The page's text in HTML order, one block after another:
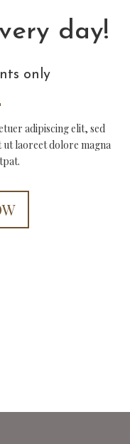
day!
only
adipiscing elit, sed
ut laoreet dolore magna